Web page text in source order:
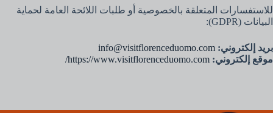
للاستفسارات المتعلقة بالخصوصية أو طلبات اللائحة العامة لحماية
البيانات (GDPR):
بريد إلكتروني: info@visitflorenceduomo.com
موقع إلكتروني: https://www.visitflorenceduomo.com/